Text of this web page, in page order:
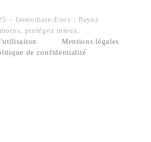
– Immediate-Evex : Payez
moins, protégez mieux.
Mentions légales
de confidentialité